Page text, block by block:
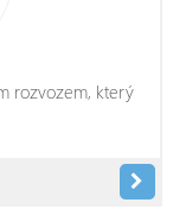
rozvozem, který